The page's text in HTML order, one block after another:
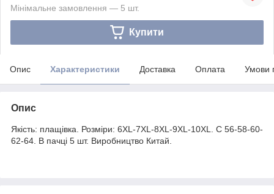
Мінімальне замовлення — 5 шт.
Купити
Опис Характеристики Доставка Оплата Умови
Опис
Якість: плащівка. Розміри: 6XL-7XL-8XL-9XL-10XL. С 56-58-60-
62-64. В пачці 5 шт. Виробництво Китай.